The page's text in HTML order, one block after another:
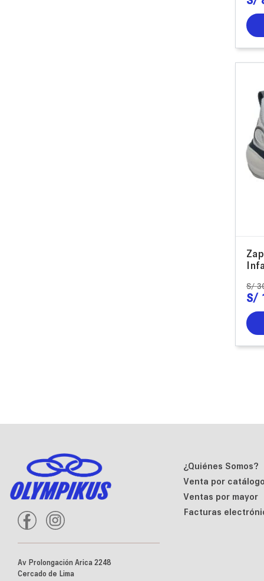
S/
S/
Av Prolongación Arica 2248
Cercado de Lima
¿Quiénes Somos?
Venta por catálogo
Ventas por mayor
Facturas